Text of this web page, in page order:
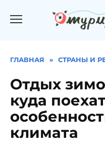
ГЛАВНАЯ » СТРАНЫ И
Отдых
куда
климата